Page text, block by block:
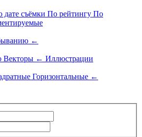
дате съёмки По рейтингу По
←
Векторы ← Иллюстрации
Горизонтальные ←